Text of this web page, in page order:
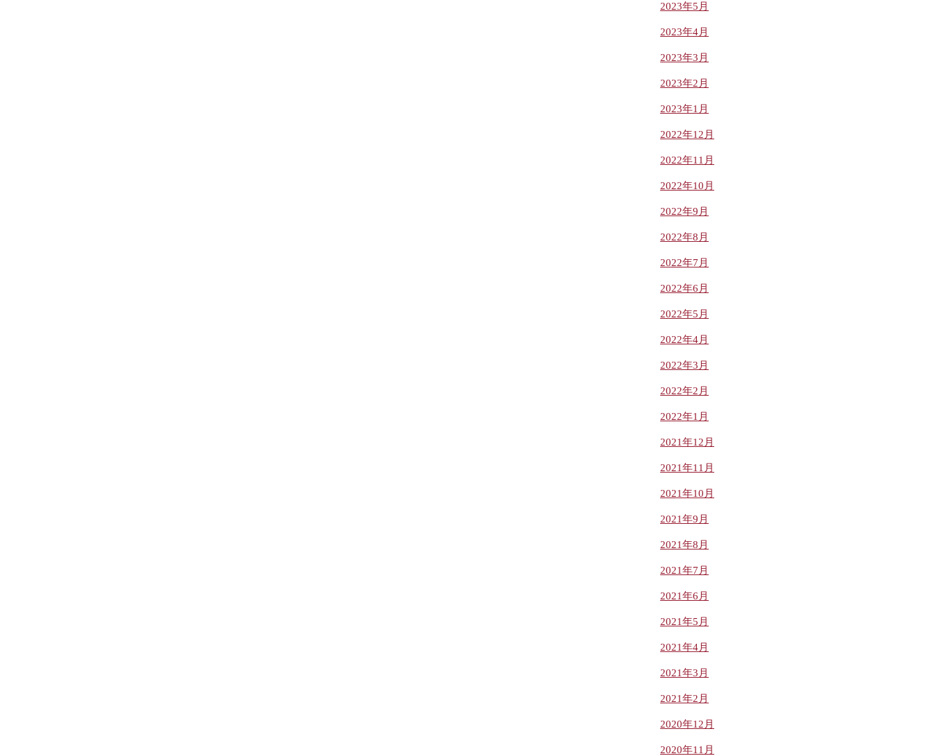
2023年5月
2023年4月
2023年3月
2023年2月
2023年1月
2022年12月
2022年11月
2022年10月
2022年9月
2022年8月
2022年7月
2022年6月
2022年5月
2022年4月
2022年3月
2022年2月
2022年1月
2021年12月
2021年11月
2021年10月
2021年9月
2021年8月
2021年7月
2021年6月
2021年5月
2021年4月
2021年3月
2021年2月
2020年12月
2020年11月